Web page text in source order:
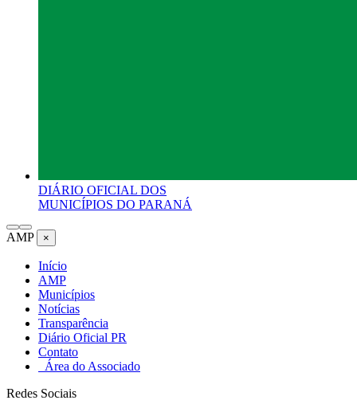
DIÁRIO OFICIAL DOS
MUNICÍPIOS DO PARANÁ
AMP ×
Início
AMP
Municípios
Notícias
Transparência
Diário Oficial PR
Contato
Área do Associado
Redes Sociais